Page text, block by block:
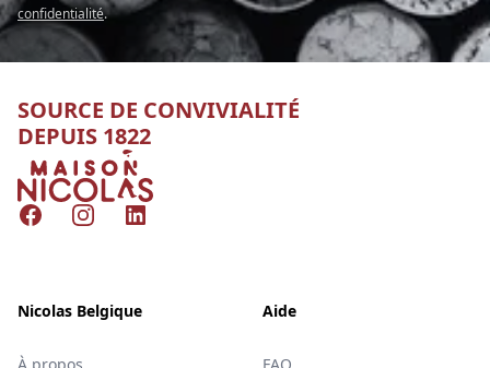
confidentialité.
SOURCE DE CONVIVIALITÉ
DEPUIS 1822
Nicolas
FacebookInstagramLinkedIn
Nicolas Belgique Aide